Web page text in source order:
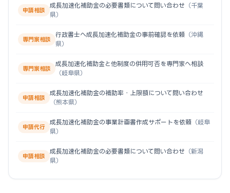
申請相談
成長加速化補助金の必要書類について問い合わせ （千葉
県）
専門家相談
行政書士へ成長加速化補助金の事前確認を依頼 （沖縄
県）
専門家相談
成長加速化補助金と他制度の併用可否を専門家へ相談
（岐阜県）
申請相談
成長加速化補助金の補助率・上限額について問い合わせ
（熊本県）
申請代行
成長加速化補助金の事業計画書作成サポートを依頼 （岐阜
県）
申請相談
成長加速化補助金の必要書類について問い合わせ （新潟
県）